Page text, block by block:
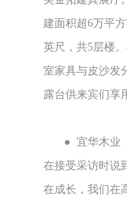
建面积超6万平
英尺，共5层楼
室家具与皮沙发
露台供来宾们享
● 宜华木业
在接受采访时说
在成长，我们在